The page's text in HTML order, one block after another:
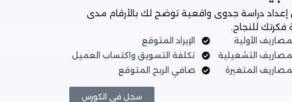
دراسة جدوى واقعية توضح لك بالأرقام مدى
فكرتك للنجاح.
الأولية
التشغيلية
المتغيرة
الإيراد المتوقع
تكلفة التسويق واكتساب العميل
صافي الربح المتوقع
سجل في الكورس